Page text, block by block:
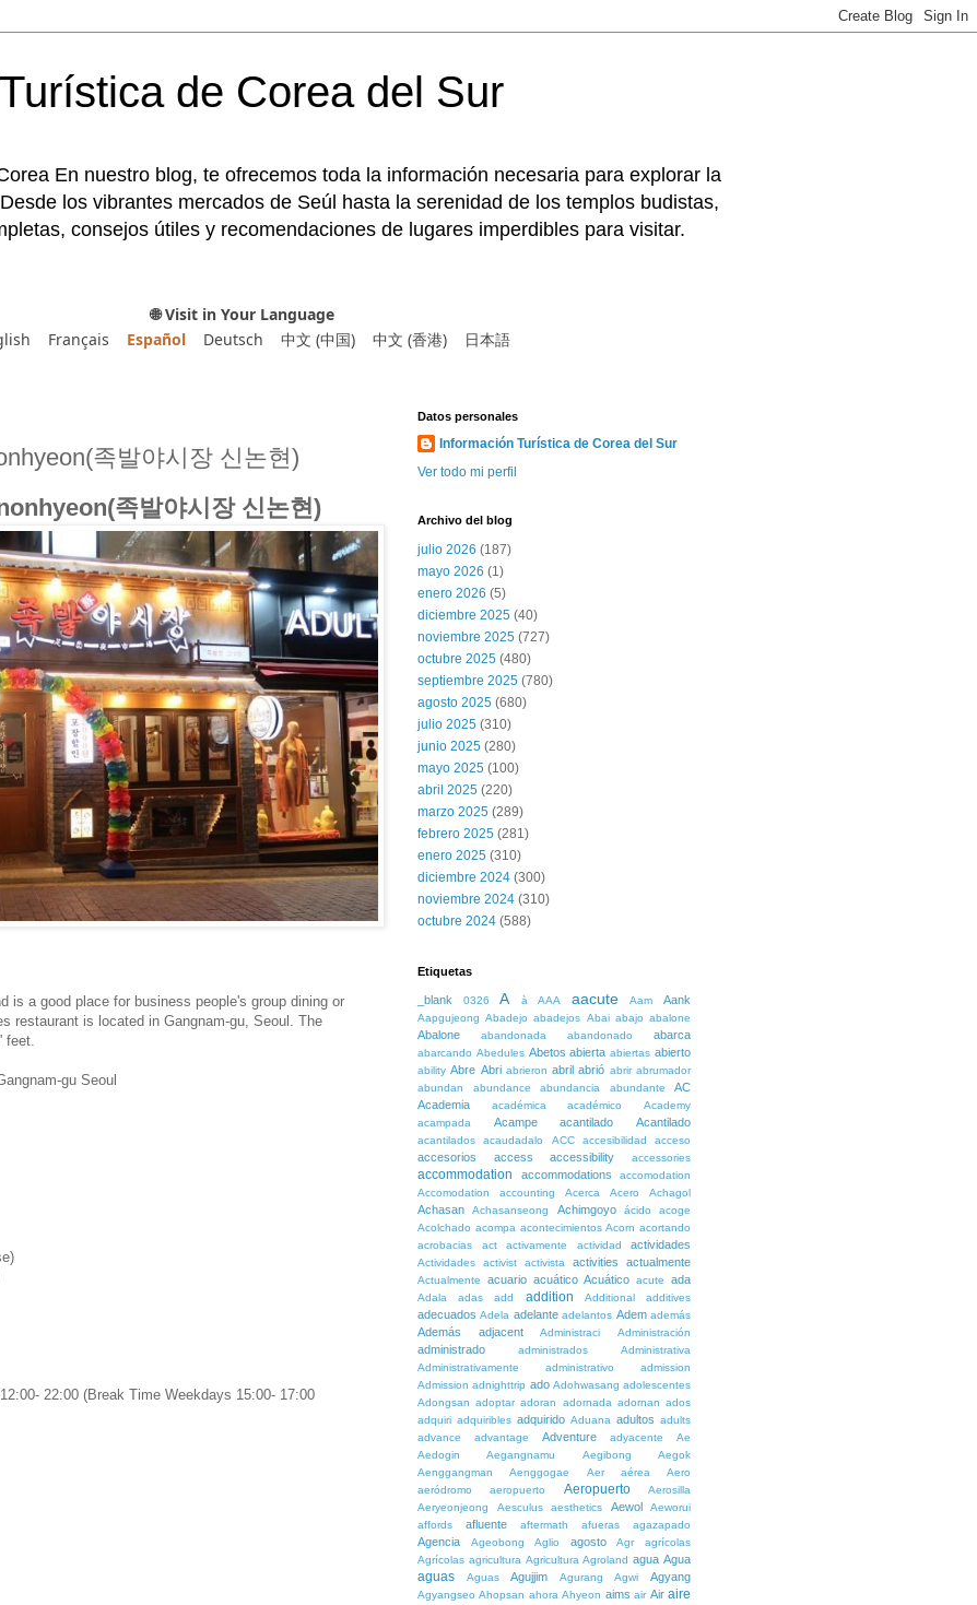
de Corea del Sur
En nuestro blog, te ofrecemos toda la información necesaria para explorar la
los vibrantes mercados de Seúl hasta la serenidad de los templos budistas,
consejos útiles y recomendaciones de lugares imperdibles para visitar.
🌐 Visit in Your Language
Français Español Deutsch 中文 (中国) 中文 (香港) 日本語
족발야시장 신논현)
족발야시장 신논현)
is a good place for business people's group dining or
restaurant is located in Gangnam-gu, Seoul. The
feet.
gu Seoul
22:00 (Break Time Weekdays 15:00- 17:00
Datos personales
Información Turística de Corea del Sur
Ver todo mi perfil
Archivo del blog
julio 2026 (187)
mayo 2026 (1)
enero 2026 (5)
diciembre 2025 (40)
noviembre 2025 (727)
octubre 2025 (480)
septiembre 2025 (780)
agosto 2025 (680)
julio 2025 (310)
junio 2025 (280)
mayo 2025 (100)
abril 2025 (220)
marzo 2025 (289)
febrero 2025 (281)
enero 2025 (310)
diciembre 2024 (300)
noviembre 2024 (310)
octubre 2024 (588)
Etiquetas
_blank 0326 A à AAA aacute Aam Aank
Aapgujeong Abadejo abadejos Abai abajo abalone
Abalone abandonada abandonado abarca
abarcando Abedules Abetos abierta abiertas abierto
ability Abre Abri abrieron abril abrió abrir abrumador
abundan
abundance abundancia abundante
AC
Academia
académica académico
Academy
acampada
Acampe acantilado Acantilado
acantilados acaudadalo ACC accesibilidad acceso
accesorios access accessibility accessories
accommodation accommodations
accomodation
Accomodation
accounting Acerca Acero Achagol
Achasan Achasanseong Achimgoyo ácido
acoge
Acolchado acompa acontecimientos Acorn acortando
acrobacias
act activamente actividad actividades
Actividades activist activista activities actualmente
Actualmente acuario acuático Acuático acute ada
Adala adas add addition Additional additives
adecuados Adela adelante adelantos Adem además
Además adjacent Administraci Administración
administrado administrados
Administrativa
Administrativamente
administrativo
admission
Admission adnighttrip ado Adohwasang adolescentes
Adongsan adoptar adoran adornada adornan ados
adquiri adquiribles adquirido Aduana adultos adults
advance
advantage Adventure adyacente
Ae
Aedogin
Aegangnamu Aegibong
Aegok
Aenggangman
Aenggogae Aer aérea
Aero
aeródromo
aeropuerto Aeropuerto
Aerosilla
Aeryeonjeong
Aesculus aesthetics Aewol
Aeworui
affords
afluente aftermath afueras agazapado
Agencia Ageobong Aglio agosto Agr
agrícolas
Agrícolas agricultura Agricultura Agroland agua Agua
aguas Aguas Agujjim Agurang Agwi Agyang
Agyangseo Ahopsan ahora Ahyeon aims air Air aire